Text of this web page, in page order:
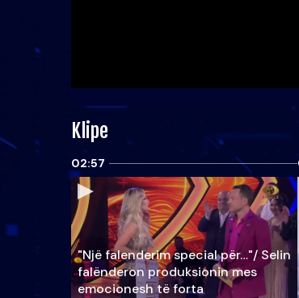
Klipe
02:57
"Një falenderim special për…"/ Selin
falënderon produksionin mes
emocionesh të forta